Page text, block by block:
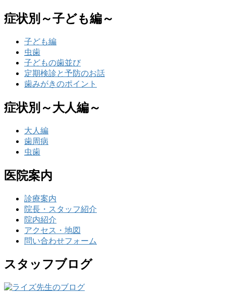
症状別～子ども編～
子ども編
虫歯
子どもの歯並び
定期検診と予防のお話
歯みがきのポイント
症状別～大人編～
大人編
歯周病
虫歯
医院案内
診療案内
院長・スタッフ紹介
院内紹介
アクセス・地図
問い合わせフォーム
スタッフブログ